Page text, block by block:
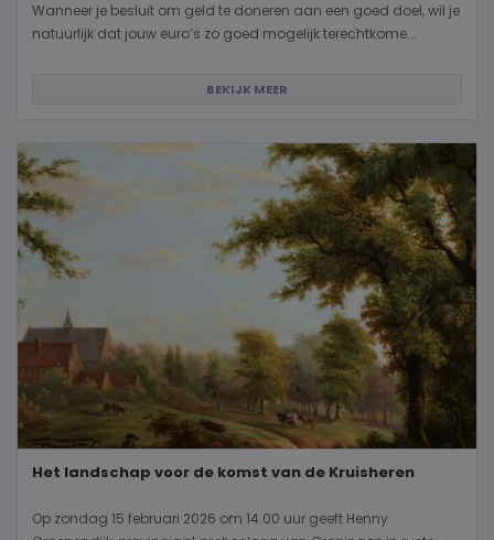
Wanneer je besluit om geld te doneren aan een goed doel, wil je
natuurlijk dat jouw euro’s zo goed mogelijk terechtkome...
BEKIJK MEER
Het landschap voor de komst van de Kruisheren
Op zondag 15 februari 2026 om 14.00 uur geeft Henny